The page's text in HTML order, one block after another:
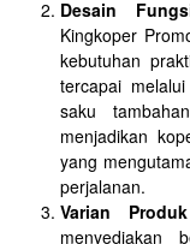
Desain
Kingkoper
kebutuhan
tercapai
saku
menjadikan
yang
perjalanan.
Varian
menyediakan